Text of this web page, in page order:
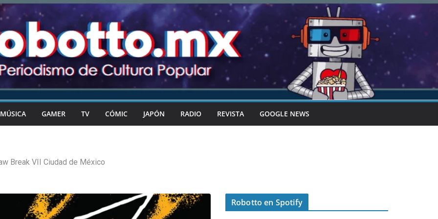
MÚSICA GAMER TV CÓMIC JAPÓN RADIO REVISTA GOOGLE NEWS
Break VII Ciudad de México
Robotto en Spotify